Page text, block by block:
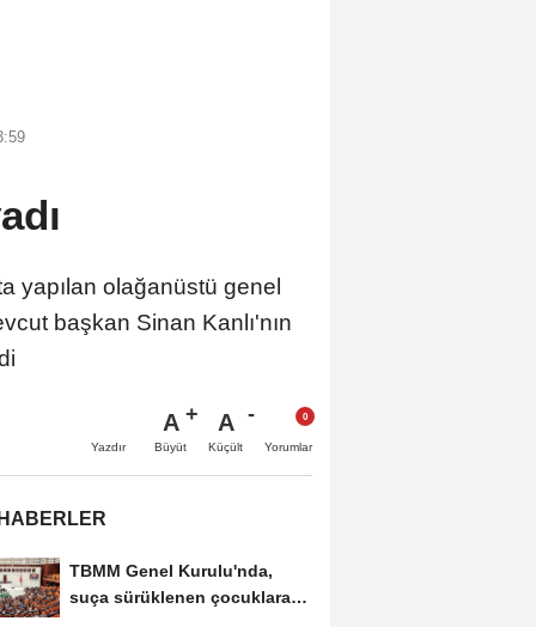
yapılan olağanüstü genel
başkan Sinan Kanlı'nın
Yazdır
A
Büyüt
A
Küçült Yorumlar
TBMM Genel Kurulu'nda,
suça sürüklenen çocuklara